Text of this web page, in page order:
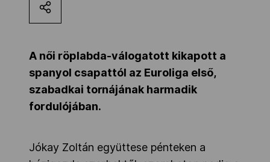
Kettőskarrier-program
NOB
Társszervezetek
OVEP
A női röplabda-válogatott kikapott a
spanyol csapattól az Euroliga első,
szabadkai tornájának harmadik
fordulójában.
Jókay Zoltán együttese pénteken a